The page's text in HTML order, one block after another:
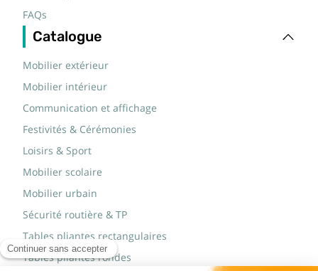
FAQs
Catalogue
Mobilier extérieur
Mobilier intérieur
Communication et affichage
Festivités & Cérémonies
Loisirs & Sport
Mobilier scolaire
Mobilier urbain
Sécurité routière & TP
Tables pliantes rectangulaires
Tables pliantes rondes